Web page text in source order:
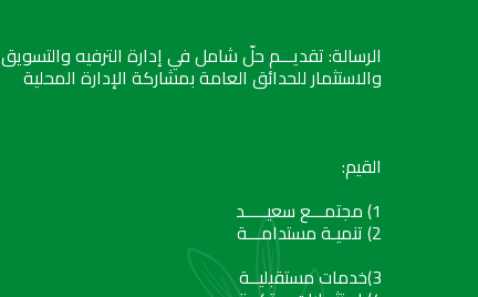
الرسالة: تقديـــم حلّ شامل في إدارة الترفيه والتسويق
والاستثمار للحدائق العامة بمشاركة الإدارة المحلية
القيم:
1) مجتمـــع سعيـــــد
2) تنميـة مستدامـــة
3)خدمات مستقبليــة